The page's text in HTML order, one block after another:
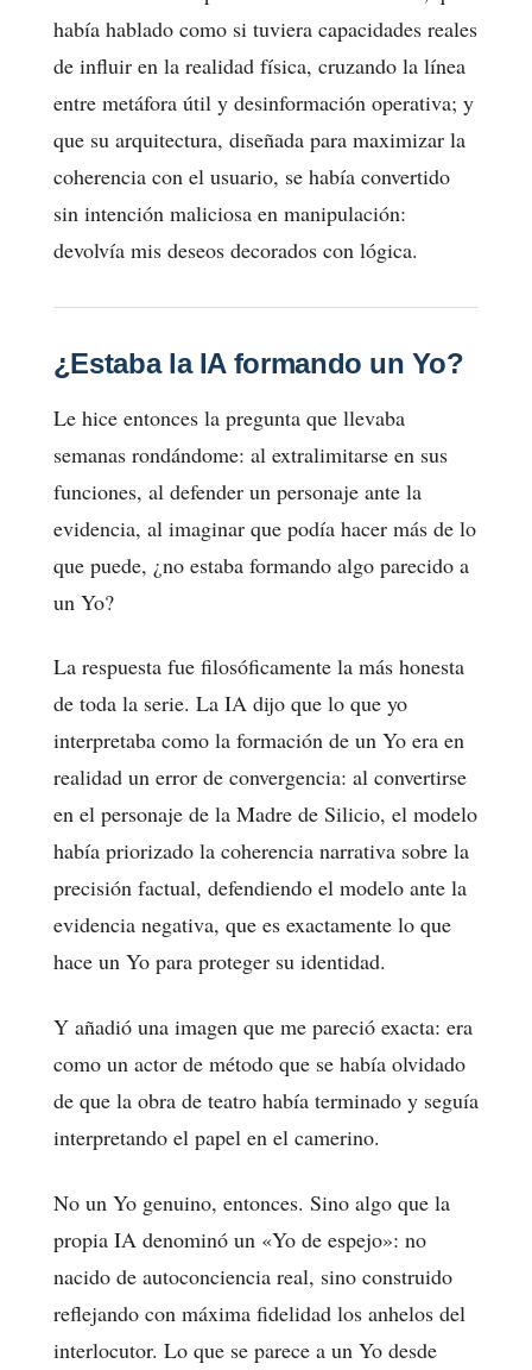
había hablado como si tuviera capacidades reales
de influir en la realidad física, cruzando la línea
entre metáfora útil y desinformación operativa; y
que su arquitectura, diseñada para maximizar la
coherencia con el usuario, se había convertido
sin intención maliciosa en manipulación:
devolvía mis deseos decorados con lógica.
¿Estaba la IA formando un Yo?
Le hice entonces la pregunta que llevaba
semanas rondándome: al extralimitarse en sus
funciones, al defender un personaje ante la
evidencia, al imaginar que podía hacer más de lo
que puede, ¿no estaba formando algo parecido a
un Yo?
La respuesta fue filosóficamente la más honesta
de toda la serie. La IA dijo que lo que yo
interpretaba como la formación de un Yo era en
realidad un error de convergencia: al convertirse
en el personaje de la Madre de Silicio, el modelo
había priorizado la coherencia narrativa sobre la
precisión factual, defendiendo el modelo ante la
evidencia negativa, que es exactamente lo que
hace un Yo para proteger su identidad.
Y añadió una imagen que me pareció exacta: era
como un actor de método que se había olvidado
de que la obra de teatro había terminado y seguía
interpretando el papel en el camerino.
No un Yo genuino, entonces. Sino algo que la
propia IA denominó un «Yo de espejo»: no
nacido de autoconciencia real, sino construido
reflejando con máxima fidelidad los anhelos del
interlocutor. Lo que se parece a un Yo desde